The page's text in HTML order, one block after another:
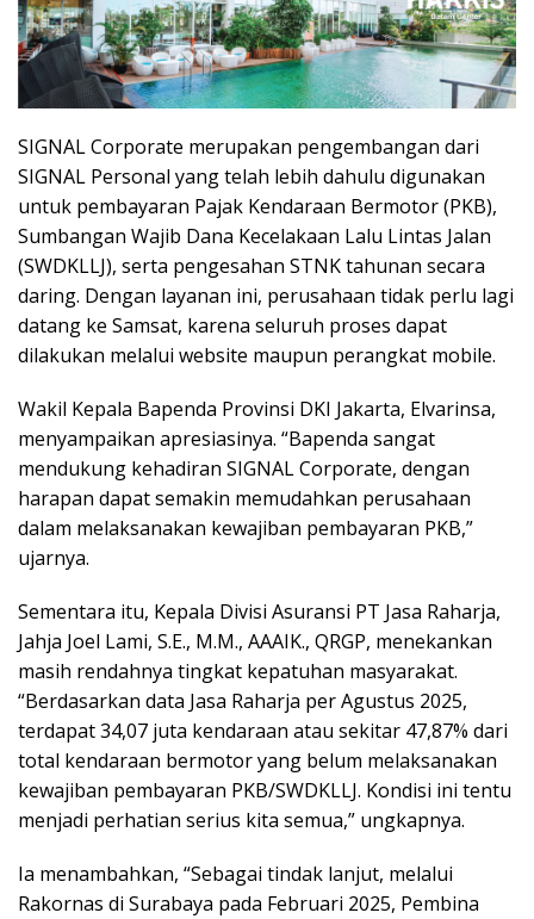
SIGNAL Corporate merupakan pengembangan dari
SIGNAL Personal yang telah lebih dahulu digunakan
untuk pembayaran Pajak Kendaraan Bermotor (PKB),
Sumbangan Wajib Dana Kecelakaan Lalu Lintas Jalan
(SWDKLLJ), serta pengesahan STNK tahunan secara
daring. Dengan layanan ini, perusahaan tidak perlu lagi
datang ke Samsat, karena seluruh proses dapat
dilakukan melalui website maupun perangkat mobile.
Wakil Kepala Bapenda Provinsi DKI Jakarta, Elvarinsa,
menyampaikan apresiasinya. “Bapenda sangat
mendukung kehadiran SIGNAL Corporate, dengan
harapan dapat semakin memudahkan perusahaan
dalam melaksanakan kewajiban pembayaran PKB,”
ujarnya.
Sementara itu, Kepala Divisi Asuransi PT Jasa Raharja,
Jahja Joel Lami, S.E., M.M., AAAIK., QRGP, menekankan
masih rendahnya tingkat kepatuhan masyarakat.
“Berdasarkan data Jasa Raharja per Agustus 2025,
terdapat 34,07 juta kendaraan atau sekitar 47,87% dari
total kendaraan bermotor yang belum melaksanakan
kewajiban pembayaran PKB/SWDKLLJ. Kondisi ini tentu
menjadi perhatian serius kita semua,” ungkapnya.
Ia menambahkan, “Sebagai tindak lanjut, melalui
Rakornas di Surabaya pada Februari 2025, Pembina